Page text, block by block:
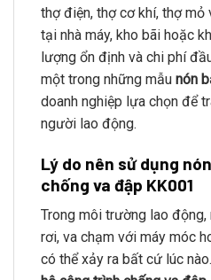
thợ điện, thợ cơ khí, thợ mỏ
tại nhà máy, kho bãi hoặc
lượng ổn định và chi phí
một trong những mẫu nón
doanh nghiệp lựa chọn để
người lao động.
Lý do nên sử dụng
chống va đập KK001
Trong môi trường lao
rơi, va chạm với máy móc
có thể xảy ra bất cứ lúc